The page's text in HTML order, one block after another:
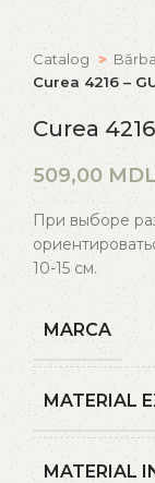
Catalog
Curea 4216 –
Curea
MDL
При выборе
10-15 см.
MARCA
MATERIAL
MATERIAL